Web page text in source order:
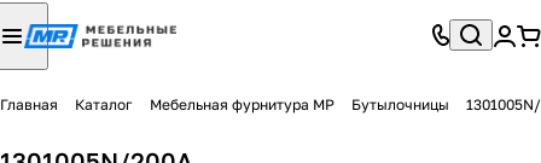
Главная Каталог Мебельная фурнитура МР Бутылочницы